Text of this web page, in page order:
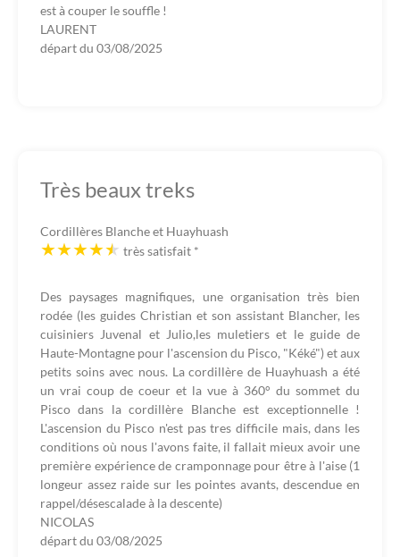
est à couper le souffle !
LAURENT
départ du 03/08/2025
Très beaux treks
Cordillères Blanche et Huayhuash
très satisfait *
Des paysages magnifiques, une organisation très bien
rodée (les guides Christian et son assistant Blancher, les
cuisiniers Juvenal et Julio,les muletiers et le guide de
Haute-Montagne pour l'ascension du Pisco, "Kéké") et aux
petits soins avec nous. La cordillère de Huayhuash a été
un vrai coup de coeur et la vue à 360° du sommet du
Pisco dans la cordillère Blanche est exceptionnelle !
L'ascension du Pisco n'est pas tres difficile mais, dans les
conditions où nous l'avons faite, il fallait mieux avoir une
première expérience de cramponnage pour être à l'aise (1
longeur assez raide sur les pointes avants, descendue en
rappel/désescalade à la descente)
NICOLAS
départ du 03/08/2025